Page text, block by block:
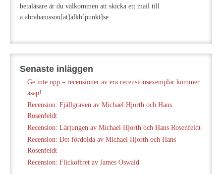
betaläsare är du välkommen att skicka ett mail till
a.abrahamsson[at]alkb[punkt]se
Senaste inläggen
Ge inte upp – recensioner av era recensionsexemplar kommer
asap!
Recension: Fjällgraven av Michael Hjorth och Hans
Rosenfeldt
Recension: Lärjungen av Michael Hjorth och Hans Rosenfeldt
Recension: Det fördolda av Michael Hjorth och Hans
Rosenfeldt
Recension: Flickoffret av James Oswald